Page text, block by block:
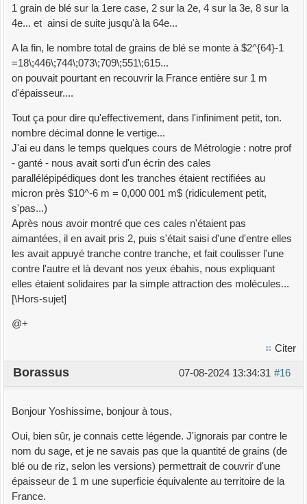
1 grain de blé sur la 1ere case, 2 sur la 2e, 4 sur la 3e, 8 sur la
4e... et ainsi de suite jusqu'à la 64e...
A la fin, le nombre total de grains de blé se monte à $2^{64}-1
=18\;446\;744\;073\;709\;551\;615...
on pouvait pourtant en recouvrir la France entière sur 1 m
d'épaisseur....
Tout ça pour dire qu'effectivement, dans l'infiniment petit, ton.
nombre décimal donne le vertige...
J'ai eu dans le temps quelques cours de Métrologie : notre prof
- ganté - nous avait sorti d'un écrin des cales
parallélépipédiques dont les tranches étaient rectifiées au
micron près $10^-6 m = 0,000 001 m$ (ridiculement petit,
s'pas...)
Après nous avoir montré que ces cales n'étaient pas
aimantées, il en avait pris 2, puis s'était saisi d'une d'entre elles
les avait appuyé tranche contre tranche, et fait coulisser l'une
contre l'autre et là devant nos yeux ébahis, nous expliquant
elles étaient solidaires par la simple attraction des molécules...
[\Hors-sujet]
@+
Citer
#16
07-08-2024 13:34:31
Borassus
Bonjour Yoshissime, bonjour à tous,
Oui, bien sûr, je connais cette légende. J'ignorais par contre le
nom du sage, et je ne savais pas que la quantité de grains (de
blé ou de riz, selon les versions) permettrait de couvrir d'une
épaisseur de 1 m une superficie équivalente au territoire de la
France.